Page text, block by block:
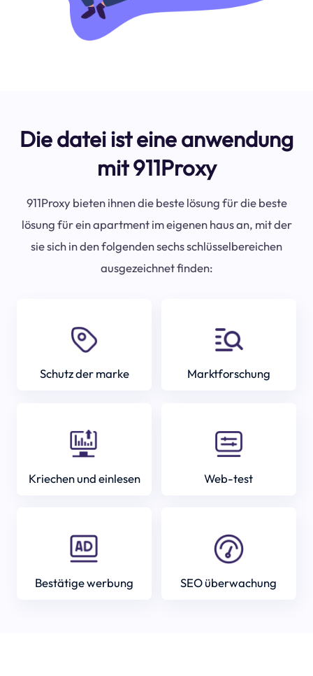
Die datei ist eine anwendung
mit 911Proxy
911Proxy bieten ihnen die beste lösung für die beste
lösung für ein apartment im eigenen haus an, mit der
sie sich in den folgenden sechs schlüsselbereichen
ausgezeichnet finden:
Schutz der marke Marktforschung
Kriechen und einlesen Web-test
Bestätige werbung SEO überwachung